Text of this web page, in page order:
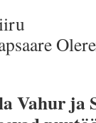
Vahur ja